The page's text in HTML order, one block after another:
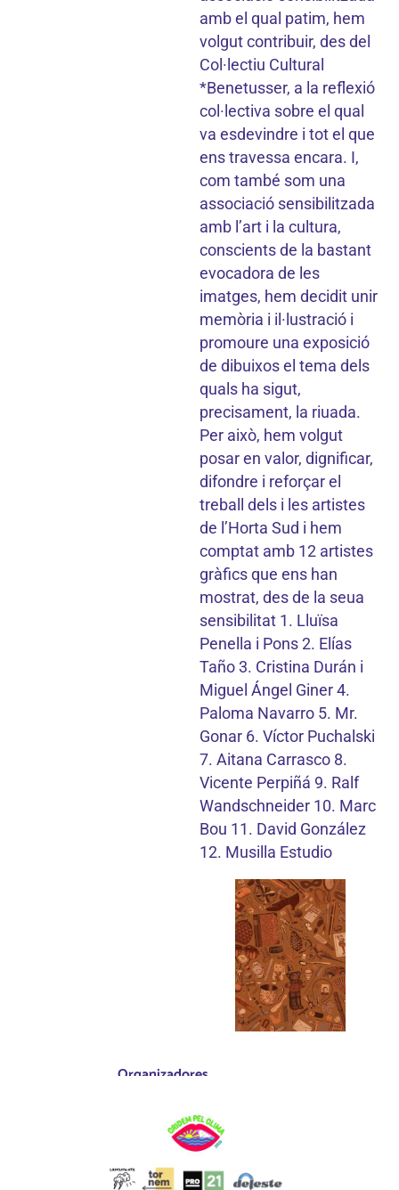
amb el qual patim, hem
volgut contribuir, des del
Col·lectiu Cultural
*Benetusser, a la reflexió
col·lectiva sobre el qual
va esdevindre i tot el que
ens travessa encara. I,
com també som una
associació sensibilitzada
amb l’art i la cultura,
conscients de la bastant
evocadora de les
imatges, hem decidit unir
memòria i il·lustració i
promoure una exposició
de dibuixos el tema dels
quals ha sigut,
precisament, la riuada.
Per això, hem volgut
posar en valor, dignificar,
difondre i reforçar el
treball dels i les artistes
de l’Horta Sud i hem
comptat amb 12 artistes
gràfics que ens han
mostrat, des de la seua
sensibilitat 1. Lluïsa
Penella i Pons 2. Elías
Taño 3. Cristina Durán i
Miguel Ángel Giner 4.
Paloma Navarro 5. Mr.
Gonar 6. Víctor Puchalski
7. Aitana Carrasco 8.
Vicente Perpiñá 9. Ralf
Wandschneider 10. Marc
Bou 11. David González
12. Musilla Estudio
Organizadores